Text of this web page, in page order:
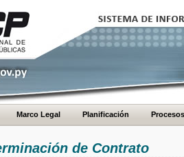
Marco Legal Planificación Procesos
de Contrato